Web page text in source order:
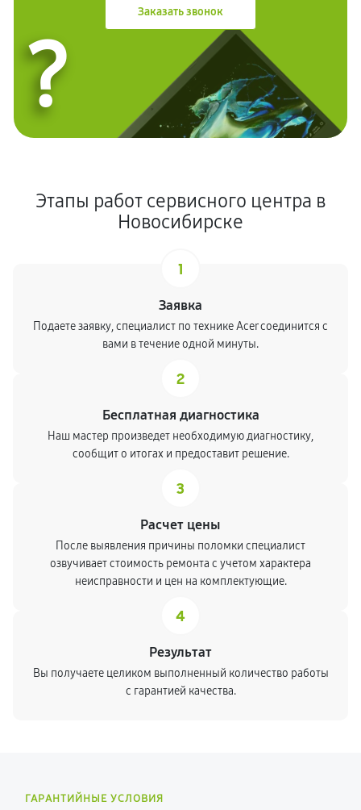
Заказать звонок
?
Этапы работ сервисного центра в
Новосибирске
1
Заявка
Подаете заявку, специалист по технике Acer соединится с
вами в течение одной минуты.
2
Бесплатная диагностика
Наш мастер произведет необходимую диагностику,
сообщит о итогах и предоставит решение.
3
Расчет цены
После выявления причины поломки специалист
озвучивает стоимость ремонта с учетом характера
неисправности и цен на комплектующие.
4
Результат
Вы получаете целиком выполненный количество работы
с гарантией качества.
ГАРАНТИЙНЫЕ УСЛОВИЯ